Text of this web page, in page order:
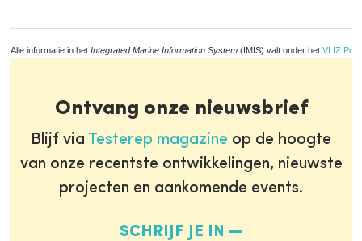
Alle informatie in het Integrated Marine Information System (IMIS) valt onder het VLIZ
Ontvang onze nieuwsbrief
Blijf via Testerep magazine op de hoogte
van onze recentste ontwikkelingen, nieuwste
projecten en aankomende events.
SCHRIJF JE IN